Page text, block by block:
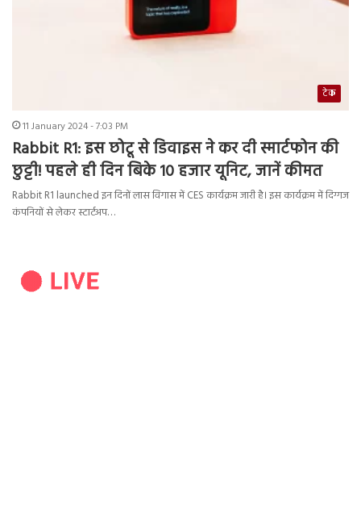
टेक
11 January 2024 - 7:03 PM
Rabbit R1: इस छोटू से डिवाइस ने कर दी स्मार्टफोन की
छुट्टी! पहले ही दिन बिके 10 हजार यूनिट, जानें कीमत
Rabbit R1 launched इन दिनों लास विगास में CES कार्यक्रम जारी है। इस कार्यक्रम में दिग्गज
कंपनियों से लेकर स्टार्टअप…